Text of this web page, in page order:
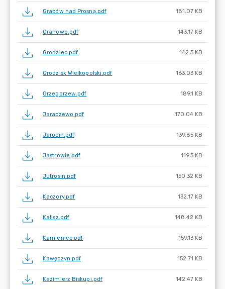
Grabów nad Prosną.pdf 181.07 KB
Granowo.pdf 143.17 KB
Grodziec.pdf 142.3 KB
Grodzisk Wielkopolski.pdf 163.03 KB
Grzegorzew.pdf 189.1 KB
Jaraczewo.pdf 170.04 KB
Jarocin.pdf 139.85 KB
Jastrowie.pdf 119.3 KB
Jutrosin.pdf 150.32 KB
Kaczory.pdf 132.17 KB
Kalisz.pdf 148.42 KB
Kamieniec.pdf 159.13 KB
Kawęczyn.pdf 152.71 KB
Kazimierz Biskupi.pdf 142.47 KB